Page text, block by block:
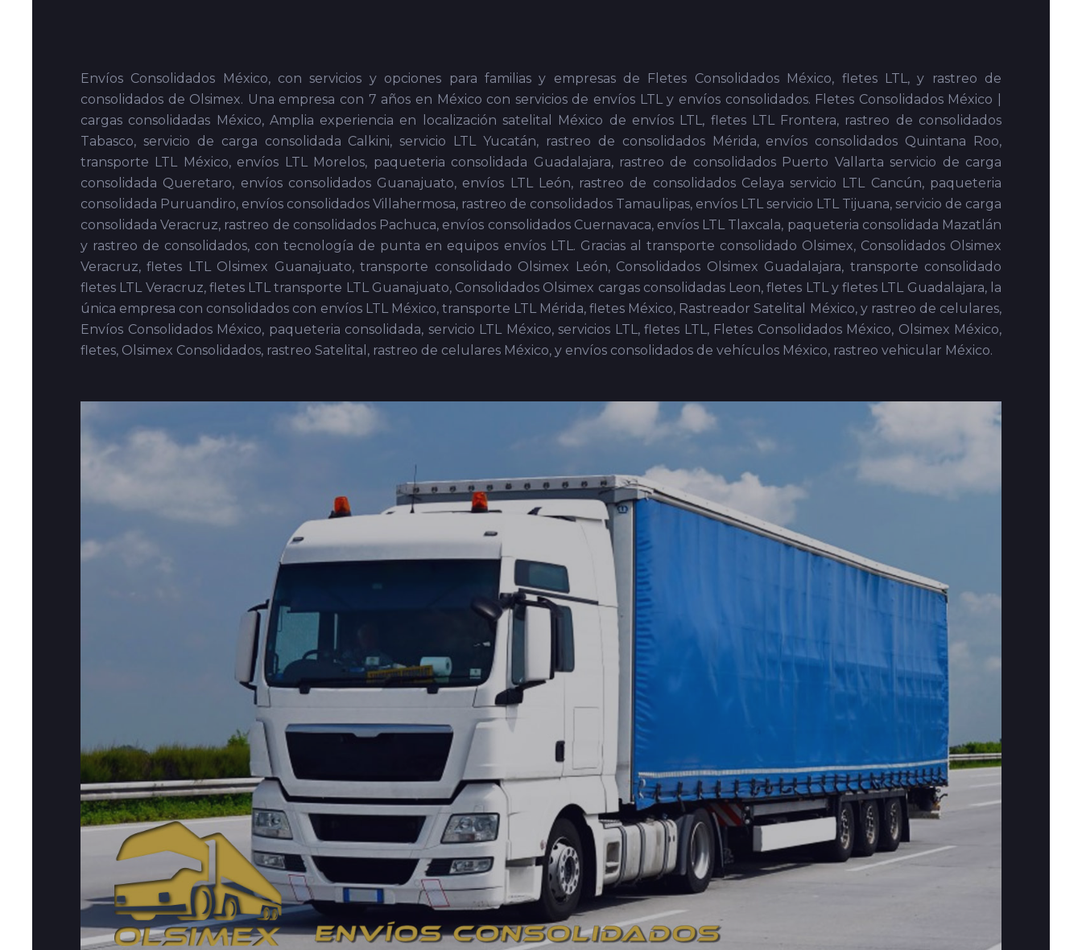
Flete Consolidado a Colima, Flete Consolidado a Manzanillo, Flete Consolidado a Pto. Vallarta, Flete Consolidado a acaponeta, Flete Consolidado
a Ruiz, Flete Consolidado a Santiago Ixcuintla, Flete Consolidado a Tepic, Flete Consolidado a Cardenas, Flete Consolidado a Villahermosa, Flete
Consolidado a Nuevo laredo, Flete Consolidado a acayucan, Flete Consolidado a Coatzacoalcos, Flete Consolidado a Minatitlan, Flete
Consolidado a Cd. Obregon, Flete Consolidado a Navojoa, Flete Consolidado a Guasave. Flete Consolidado a Guamuchil, Flete Consolidado a
Hermosillo, Flete Consolidado a Guaymas, Flete Consolidado a Empalme, Flete Consolidado a Mérida, Flete Consolidado a Campeche, Flete
Consolidado a Cd. del Carmen, Flete Consolidado a Cancun, Flete Consolidado a Playa del Carmen, Flete Consolidado a la Paz, Flete
Consolidado a ensenada, Flete Consolidado a Vicente Guerrero, Flete Consolidado a Mexicali, Flete Consolidado a Rosarito, Flete Consolidado a
San Quintin. Flete Consolidado a Tecate, Flete Consolidado a Tijuana, Flete Consolidado a Caborca, Flete Consolidado a Nogales, Flete
Consolidado a San Luis Rio Colorado, Flete Consolidado a Buena Vista, Flete Consolidado a Cabo San Lucas, Flete Consolidado a Cd. Constitucion.
Flete Consolidado a Guerrero Negro, Flete Consolidado a Loreto, Flete Consolidado a Los Barriles, Flete Consolidado a Mulege, Flete
Consolidado a San Ignacio, Flete Consolidado a San Jose del Cabo.